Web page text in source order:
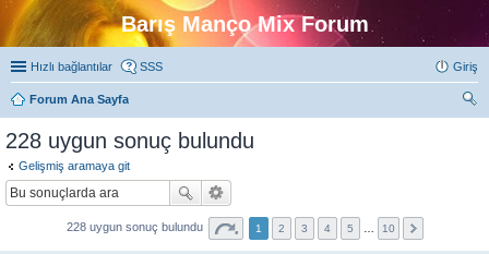
Barış Manço Mix Forum
Hızlı bağlantılar SSS Giriş
Forum Ana Sayfa
228 uygun sonuç bulundu
Gelişmiş aramaya git
228 uygun sonuç bulundu 1 2 3 4 5 10